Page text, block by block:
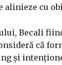
alinieze cu
Becali
că
și